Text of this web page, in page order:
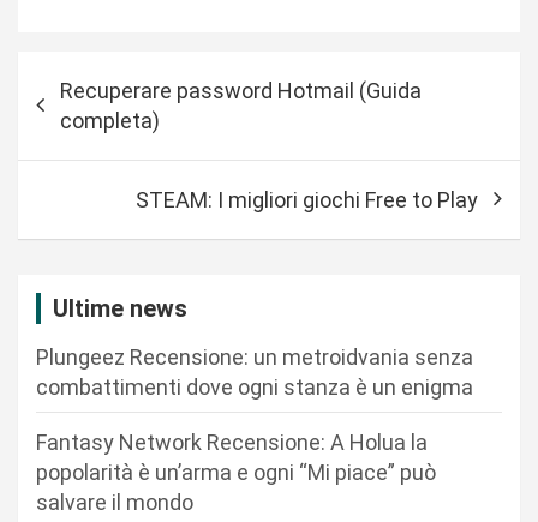
Recuperare password Hotmail (Guida
completa)
STEAM: I migliori giochi Free to Play
Ultime news
Plungeez Recensione: un metroidvania senza
combattimenti dove ogni stanza è un enigma
Fantasy Network Recensione: A Holua la
popolarità è un’arma e ogni “Mi piace” può
salvare il mondo